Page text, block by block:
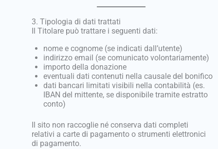
3. Tipologia di dati trattati
Il Titolare può trattare i seguenti dati:
nome e cognome (se indicati dall’utente)
indirizzo email (se comunicato volontariamente)
importo della donazione
eventuali dati contenuti nella causale del bonifico
dati bancari limitati visibili nella contabilità (es.
IBAN del mittente, se disponibile tramite estratto
conto)
Il sito non raccoglie né conserva dati completi
relativi a carte di pagamento o strumenti elettronici
di pagamento.